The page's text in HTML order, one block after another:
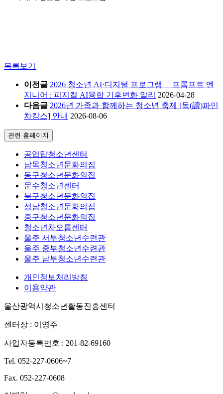
목록보기
이전글 2026 청소년 AI·디지털 프로그램 「프롬프트 엔
지니어 : 피지컬 AI융합 기후변화 알리 2026-04-28
다음글 2026년 가족과 함께하는 청소년 축제 [독(讀)파민
차캉스] 안내 2026-08-06
관련 홈페이지
공업탑청소년센터
남목청소년문화의집
동구청소년문화의집
문수청소년센터
북구청소년문화의집
성남청소년문화의집
중구청소년문화의집
청소년차오름센터
울주 서부청소년수련관
울주 중부청소년수련관
울주 남부청소년수련관
개인정보처리방침
이용약관
울산광역시청소년활동진흥센터
센터장 : 이영주
사업자등록번호 : 201-82-69160
Tel. 052-227-0606~7
Fax. 052-227-0608